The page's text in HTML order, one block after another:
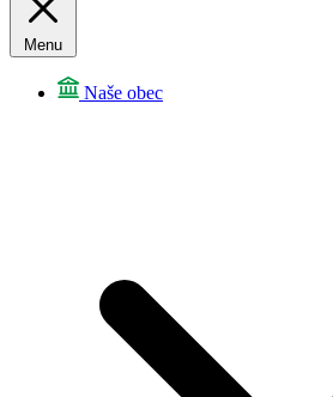
Menu
Naše obec